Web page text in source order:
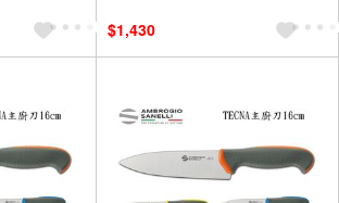
$1,430